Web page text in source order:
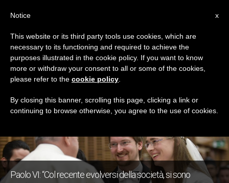
GIORNO
Luglio 24th, 2020
ULTIME NOTIZIE
Paolo VI: “Col recente evolversi della società, si sono
x
Notice
This website or its third party tools use cookies, which are
necessary to its functioning and required to achieve the
purposes illustrated in the cookie policy. If you want to know
more or withdraw your consent to all or some of the cookies,
please refer to the cookie policy
By closing this banner, scrolling this page, clicking a link or
continuing to browse otherwise, you agree to the use of cookies.